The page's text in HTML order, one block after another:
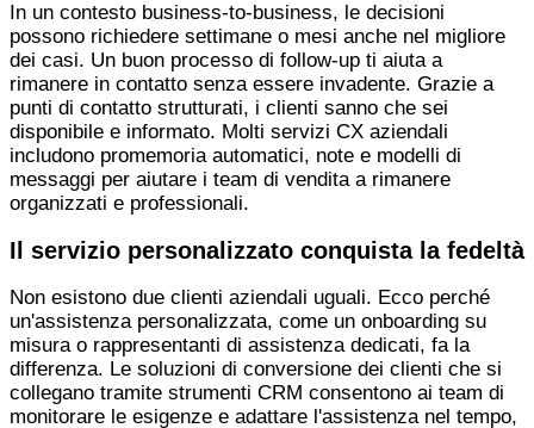
In un contesto business-to-business, le decisioni
possono richiedere settimane o mesi anche nel migliore
dei casi. Un buon processo di follow-up ti aiuta a
rimanere in contatto senza essere invadente. Grazie a
punti di contatto strutturati, i clienti sanno che sei
disponibile e informato. Molti servizi CX aziendali
includono promemoria automatici, note e modelli di
messaggi per aiutare i team di vendita a rimanere
organizzati e professionali.
Il servizio personalizzato conquista la fedeltà
Non esistono due clienti aziendali uguali. Ecco perché
un'assistenza personalizzata, come un onboarding su
misura o rappresentanti di assistenza dedicati, fa la
differenza. Le soluzioni di conversione dei clienti che si
collegano tramite strumenti CRM consentono ai team di
monitorare le esigenze e adattare l'assistenza nel tempo,